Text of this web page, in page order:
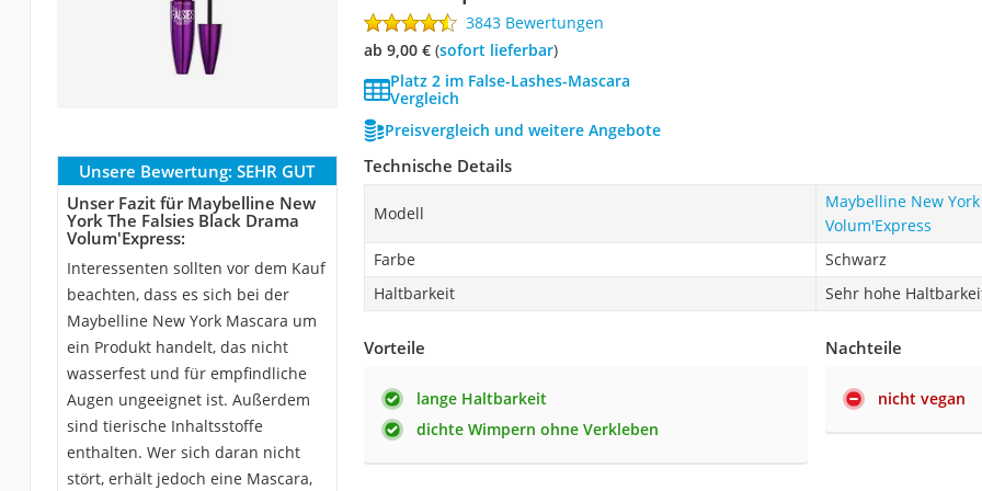
3843 Bewertungen
ab 9,00 €( Sofort lieferbar)
Platz 2 im False-Lashes-Mascara
Vergleich
Preisvergleich und weitere Angebote
Unsere Bewertung: SEHR GUT
Unser Fazit für Maybelline New
York The Falsies Black Drama
Volum'Express:
Interessenten sollten vor dem Kauf
beachten, dass es sich bei der
Maybelline New York Mascara um
ein Produkt handelt, das nicht
wasserfest und für empfindliche
Augen ungeeignet ist. Außerdem
sind tierische Inhaltsstoffe
enthalten. Wer sich daran nicht
stört, erhält jedoch eine Mascara,
Technische Details
Modell
Maybelline New
Volum'Express
Farbe
Schwarz
Haltbarkeit
Sehr hohe
Vorteile
lange Haltbarkeit
dichte Wimpern ohne Verkleben
Nachteile
nicht vegan